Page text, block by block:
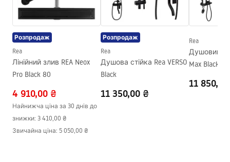
Висота душових дверей
195
см
Матеріал профілів
Алюміній
Матеріал ручок
Латунь
Покриття Easy Clean
Так
Оздоблення профілів
Регулювання за
профілями
885 - 905 mm
Комплект прокладок в
комплекті
Розпродаж
Rea
Лінійний злив REA Neox
Pro Black 80
4 910,00 ₴
Найнижча ціна за 30 днів до
знижки: 3 410,00 ₴
Звичайна ціна: 5 050,00 ₴
Розпродаж
Rea
Душова стійка Rea VERSO
Black
11 350,00 ₴
Rea
Душовий
Max Black
11